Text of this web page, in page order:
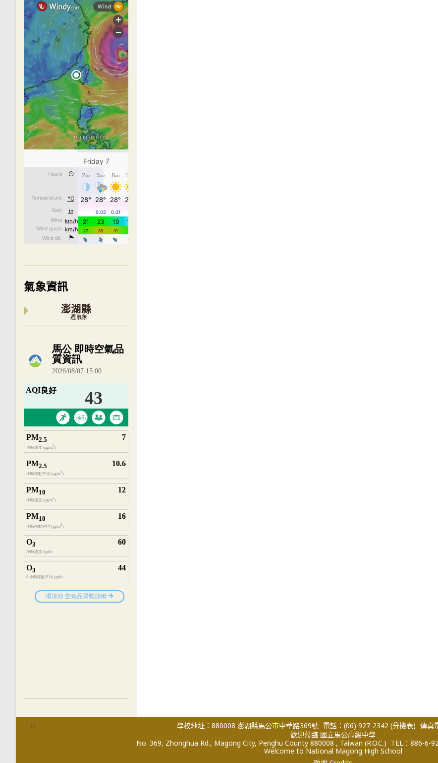
氣象資訊
澎湖縣
一週氣象
內嵌空氣品質小工具為視覺預覽，完整即時空氣品質資料請開啟
::: 學校地址：880008 澎湖縣馬公市中華路369號 電話：(06) 927-2342 (分機表) 傳真
歡迎蒞臨 國立馬公高級中學
No. 369, Zhonghua Rd., Magong City, Penghu County 880008 , Taiwan (R.O.C.) TEL：886-6-
Welcome to National Magong High School